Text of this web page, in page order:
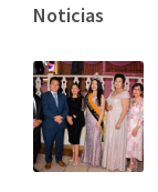
Noticias